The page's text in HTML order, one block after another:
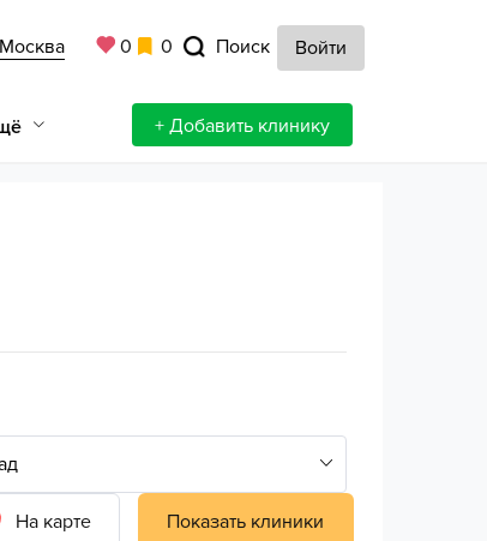
Москва 0 0 Поиск Войти
+ Добавить клинику
На карте Показать клиники